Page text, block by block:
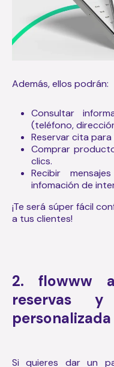
Además, ellos podrán:
Consultar
(teléfono,
Reservar cita
Comprar
clics.
Recibir
infomación de
¡Te será súper fácil
a tus clientes!
2. flowww
reservas
Si quieres dar un